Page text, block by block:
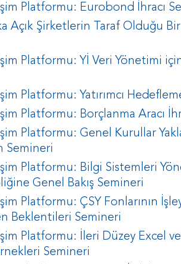
Platformu: Eurobond İhracı
Açık Şirketlerin Taraf Olduğu
Platformu: Yİ Veri Yönetimi
Platformu: Yatırımcı
Platformu: Borçlanma Aracı
Platformu: Genel Kurullar
Semineri
Platformu: Bilgi Sistemleri
Genel Bakış Semineri
Platformu: ÇSY Fonlarının
Beklentileri Semineri
Platformu: İleri Düzey Excel ve
Semineri